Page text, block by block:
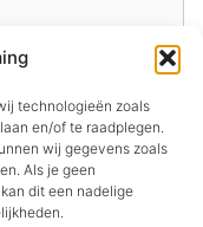
technologieën zoals
en/of te raadplegen.
wij gegevens zoals
Als je geen
dit een nadelige